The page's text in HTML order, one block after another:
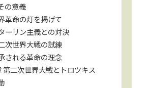
の意義
革命の灯を掲げて
ーリン主義との対決
次世界大戦の試練
される革命の理念
第二次世界大戦とトロツキス